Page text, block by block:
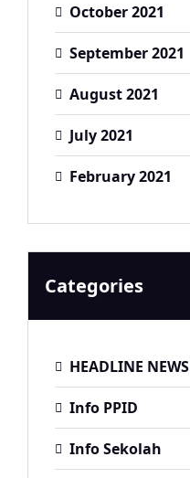
October 2021
September 2021
August 2021
July 2021
February 2021
Categories
HEADLINE NEWS
Info PPID
Info Sekolah